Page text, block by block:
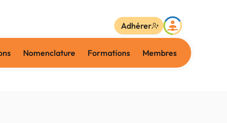
Nomenclature Formations Membres
Adhérer